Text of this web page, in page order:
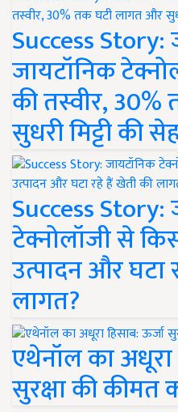
Success
जायटॉनिक
की तस्वीर,
सुधरी मिट्टी की
Success Story:
टेक्नोलॉजी से
उत्पादन और घटा
लागत?
एथेनॉल का अधूरा
सुरक्षा की कीमत